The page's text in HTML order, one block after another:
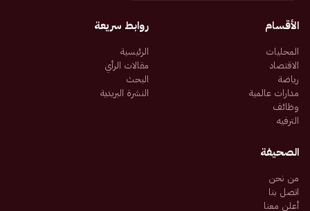
الأقسام
المحليات
الاقتصاد
رياضة
مدارات عالمية
وظائف
الترفيه
روابط سريعة
الرئيسية
مقالات الرأي
البحث
النشرة البريدية
الصحيفة
من نحن
اتصل بنا
أعلن معنا